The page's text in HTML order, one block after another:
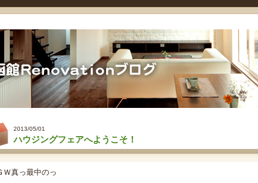
2013/05/01
ハウジングフェアへようこそ！
Ｗ真っ最中のっ